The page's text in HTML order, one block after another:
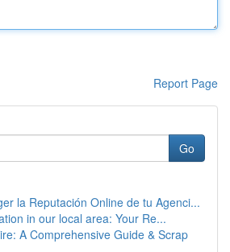
Report Page
Go
la Reputación Online de tu Agenci...
in our local area: Your Re...
A Comprehensive Guide & Scrap